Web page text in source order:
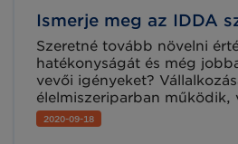
Ismerje meg az IDDA
Szeretné tovább növelni
hatékonyságát és még
vevői igényeket?
élelmiszeriparban működik,
kapcsolatban áll ezzel az
lehet közbeszerzési
2020-09-18